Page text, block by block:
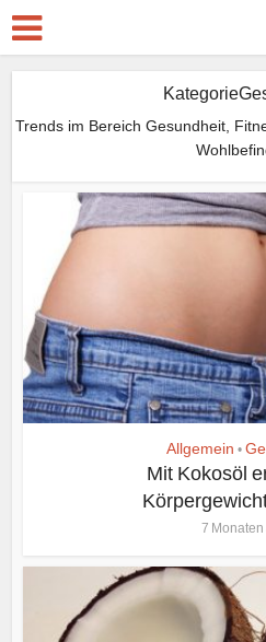
Trends im Bereich Gesundheit,
Allgemein •
Mit Kokosöl
7 Monaten